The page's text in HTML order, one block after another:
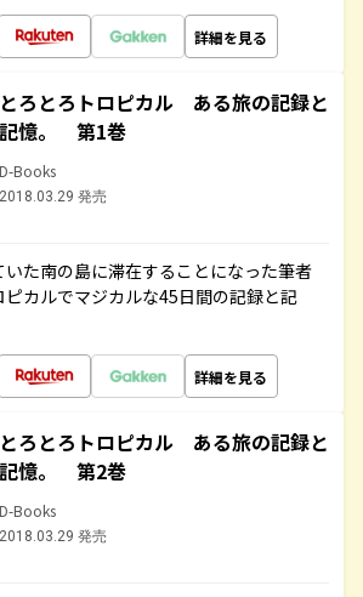
詳細を見る
とろとろトロピカル ある旅の記録と
記憶。 第1巻
D-Books
2018.03.29 発売
た南の島に滞在することになった筆者
カルでマジカルな45日間の記録と記
詳細を見る
とろとろトロピカル ある旅の記録と
記憶。 第2巻
D-Books
2018.03.29 発売